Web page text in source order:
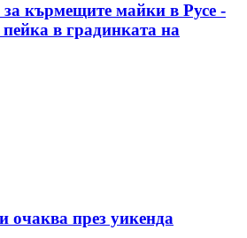
кърмещите майки в Русе -
в градинката на
очаква през уикенда